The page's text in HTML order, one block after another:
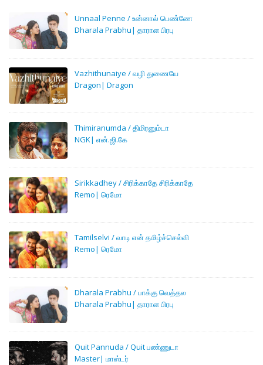
Unnaal Penne / உன்னால் பெண்ணே
Dharala Prabhu| தாராள பிரபு
Vazhithunaiye / வழி துணையே
Dragon| Dragon
Thimiranumda / திமிரனும்டா
NGK| என்.ஜி.கே
Sirikkadhey / சிரிக்காதே சிரிக்காதே
Remo| ரெமோ
Tamilselvi / வாடி என் தமிழ்ச்செல்வி
Remo| ரெமோ
Dharala Prabhu / பாக்கு வெத்தல
Dharala Prabhu| தாராள பிரபு
Quit Pannuda / Quit பண்ணுடா
Master| மாஸ்டர்